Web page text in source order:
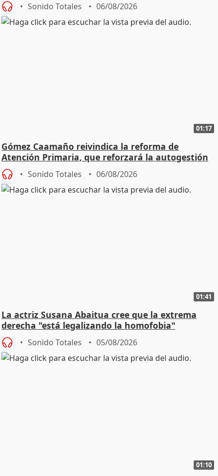
Sonido Totales 06/08/2026
01:17
Gómez Caamaño reivindica la reforma de
Atención Primaria, que reforzará la autogestión
Sonido Totales 06/08/2026
01:41
La actriz Susana Abaitua cree que la extrema
derecha "está legalizando la homofobia"
Sonido Totales 05/08/2026
01:10